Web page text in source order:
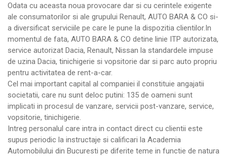
Odata cu aceasta noua provocare dar si cu cerintele exigente
ale consumatorilor si ale grupului Renault, AUTO BARA & CO si-
a diversificat serviciile pe care le pune la dispozitia clientilor.In
momentul de fata, AUTO BARA & CO detine linie ITP autorizata,
service autorizat Dacia, Renault, Nissan la standardele impuse
de uzina Dacia, tinichigerie si vopsitorie dar si parc auto propriu
pentru activitatea de rent-a-car.
Cel mai important capital al companiei il constituie angajatii
societatii, care nu sunt deloc putini: 135 de oameni sunt
implicati in procesul de vanzare, servicii post-vanzare, service,
vopsitorie, tinichigerie.
Intreg personalul care intra in contact direct cu clientii este
supus periodic la instructaje si calificari la Academia
Automobilului din Bucuresti pe diferite teme in functie de natura